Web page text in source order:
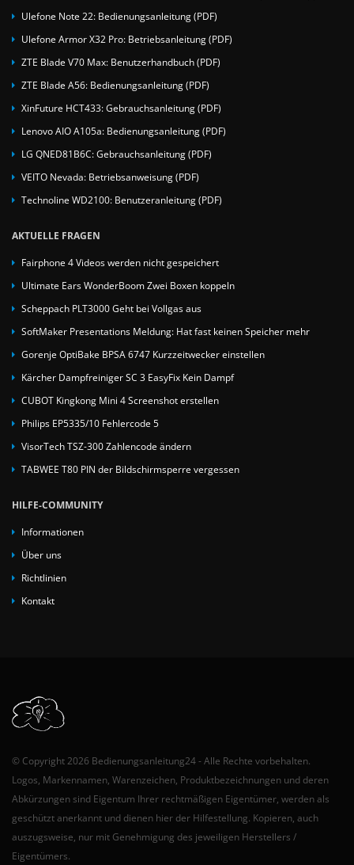
Ulefone Note 22: Bedienungsanleitung (PDF)
Ulefone Armor X32 Pro: Betriebsanleitung (PDF)
ZTE Blade V70 Max: Benutzerhandbuch (PDF)
ZTE Blade A56: Bedienungsanleitung (PDF)
XinFuture HCT433: Gebrauchsanleitung (PDF)
Lenovo AIO A105a: Bedienungsanleitung (PDF)
LG QNED81B6C: Gebrauchsanleitung (PDF)
VEITO Nevada: Betriebsanweisung (PDF)
Technoline WD2100: Benutzeranleitung (PDF)
AKTUELLE FRAGEN
Fairphone 4 Videos werden nicht gespeichert
Ultimate Ears WonderBoom Zwei Boxen koppeln
Scheppach PLT3000 Geht bei Vollgas aus
SoftMaker Presentations Meldung: Hat fast keinen Speicher mehr
Gorenje OptiBake BPSA 6747 Kurzzeitwecker einstellen
Kärcher Dampfreiniger SC 3 EasyFix Kein Dampf
CUBOT Kingkong Mini 4 Screenshot erstellen
Philips EP5335/10 Fehlercode 5
VisorTech TSZ-300 Zahlencode ändern
TABWEE T80 PIN der Bildschirmsperre vergessen
HILFE-COMMUNITY
Informationen
Über uns
Richtlinien
Kontakt
© Copyright 2026 Bedienungsanleitung24 - Alle Rechte vorbehalten.
Logos, Markennamen, Warenzeichen, Produktbezeichnungen und deren
Abkürzungen sind Eigentum Ihrer rechtmäßigen Eigentümer, werden als
geschützt anerkannt und dienen hier der Hilfestellung. Kopieren, auch
auszugsweise, nur mit Genehmigung des jeweiligen Herstellers /
Eigentümers.